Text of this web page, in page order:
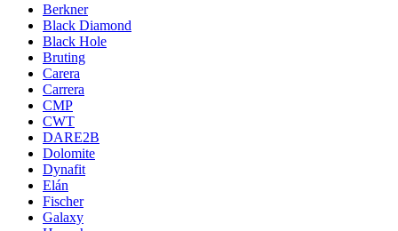
Berkner
Black Diamond
Black Hole
Bruting
Carera
Carrera
CMP
CWT
DARE2B
Dolomite
Dynafit
Elán
Fischer
Galaxy